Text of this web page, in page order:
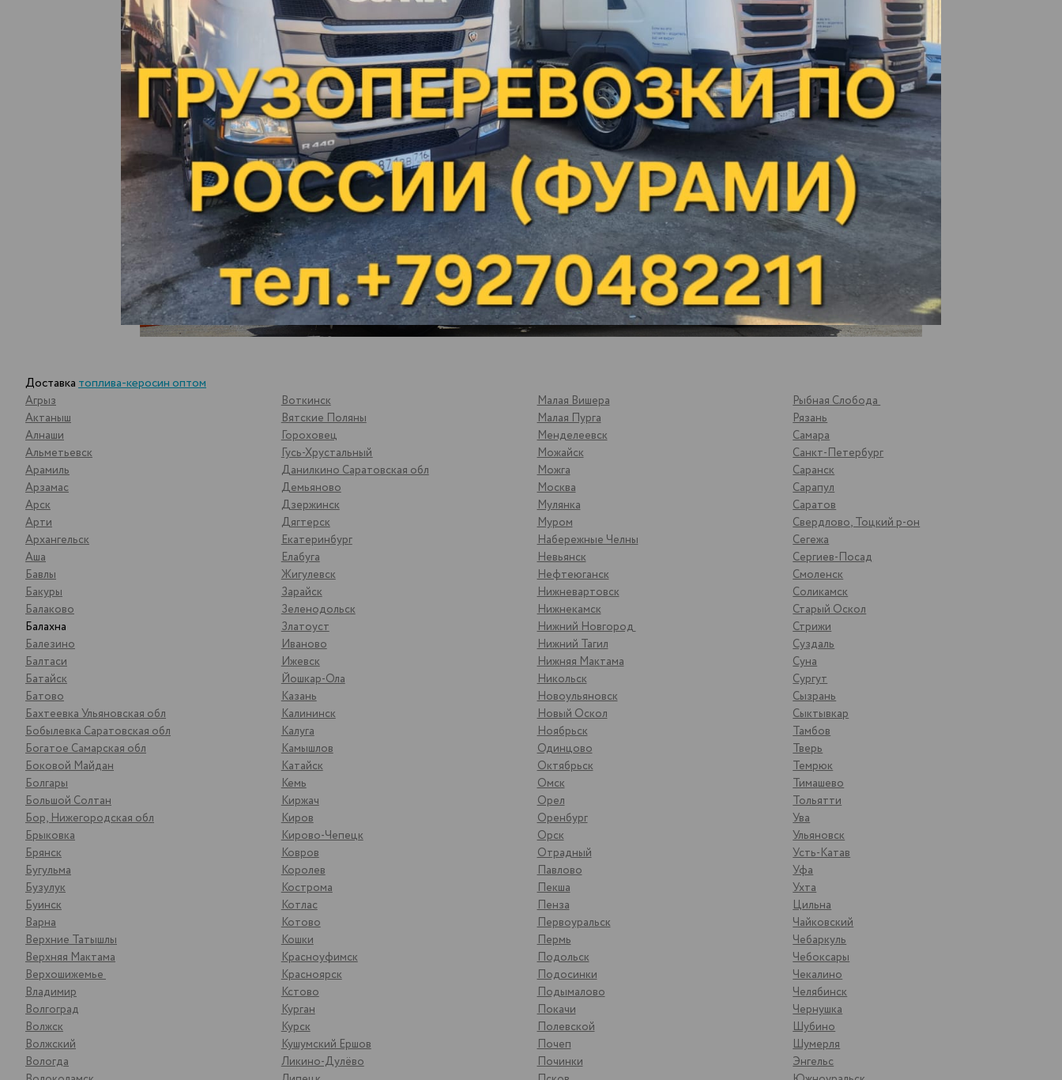
Доставкатоплива-керосин оптом
Агрыз
Актаныш
Алнаши
Альметьевск
Арамиль
Арзамас
Арск
Арти
Архангельск
Аша
Бавлы
Бакуры
Балаково
Балахна
Балезино
Балтаси
Батайск
Батово
Бахтеевка Ульяновская обл
Бобылевка Саратовская обл
Богатое Самарская обл
Боковой Майдан
Болгары
Большой Солтан
Бор, Нижегородская обл
Брыковка
Брянск
Бугульма
Бузулук
Буинск
Варна
Верхние Татышлы
Верхняя Мактама
Верхошижемье
Владимир
Волгоград
Волжск
Волжский
Вологда
Воткинск
Вятские Поляны
Гороховец
Гусь-Хрустальный
Данилкино Саратовская обл
Демьяново
Дзержинск
Дягтерск
Екатеринбург
Елабуга
Жигулевск
Зарайск
Зеленодольск
Златоуст
Иваново
Ижевск
Йошкар-Ола
Казань
Калининск
Калуга
Камышлов
Катайск
Кемь
Киржач
Киров
Кирово-Чепецк
Ковров
Королев
Кострома
Котлас
Котово
Кошки
Красноуфимск
Красноярск
Кстово
Курган
Курск
Кушумский Ершов
Ликино-Дулёво
Малая Вишера
Малая Пурга
Менделеевск
Можайск
Можга
Москва
Мулянка
Муром
Набережные Челны
Невьянск
Нефтеюганск
Нижневартовск
Нижнекамск
Нижний Новгород
Нижний Тагил
Нижняя Мактама
Никольск
Новоульяновск
Новый Оскол
Ноябрьск
Одинцово
Октябрьск
Омск
Орел
Оренбург
Орск
Отрадный
Павлово
Пекша
Пенза
Первоуральск
Пермь
Подольск
Подосинки
Подымалово
Покачи
Полевской
Почеп
Починки
Рыбная Слобода
Рязань
Самара
Санкт-Петербург
Саранск
Сарапул
Саратов
Свердлово, Тоцкий р-он
Сегежа
Сергиев-Посад
Смоленск
Соликамск
Старый Оскол
Стрижи
Суздаль
Суна
Сургут
Сызрань
Сыктывкар
Тамбов
Тверь
Темрюк
Тимашево
Тольятти
Ува
Ульяновск
Усть-Катав
Уфа
Ухта
Цильна
Чайковский
Чебаркуль
Чебоксары
Чекалино
Челябинск
Чернушка
Шубино
Шумерля
Энгельс